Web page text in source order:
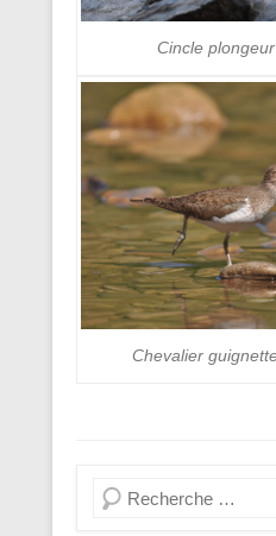
Cincle
Chevalier
Recherche